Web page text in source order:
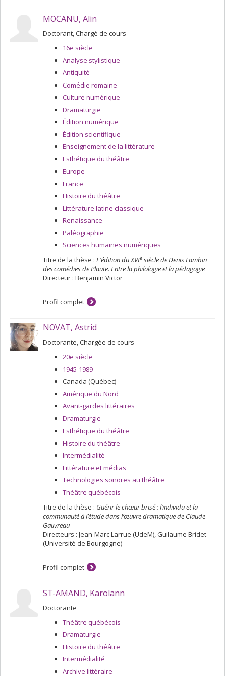
MOCANU, Alin
Doctorant, Chargé de cours
16e siècle
Analyse stylistique
Antiquité
Comédie romaine
Culture numérique
Dramaturgie
Édition numérique
Édition scientifique
Enseignement de la littérature
Esthétique du théâtre
Europe
France
Histoire du théâtre
Littérature latine classique
Renaissance
Paléographie
Sciences humaines numériques
Titre de la thèse : L'édition du XVIe siècle de Denis Lambin
des comédies de Plaute. Entre la philologie et la pédagogie
Directeur : Benjamin Victor
Profil complet
NOVAT, Astrid
Doctorante, Chargée de cours
20e siècle
1945-1989
Canada (Québec)
Amérique du Nord
Avant-gardes littéraires
Dramaturgie
Esthétique du théâtre
Histoire du théâtre
Intermédialité
Littérature et médias
Technologies sonores au théâtre
Théâtre québécois
Titre de la thèse : Guérir le chœur brisé : l’individu et la
communauté à l’étude dans l’œuvre dramatique de Claude
Gauvreau
Directeurs : Jean-Marc Larrue (UdeM), Guilaume Bridet
(Université de Bourgogne)
Profil complet
ST-AMAND, Karolann
Doctorante
Théâtre québécois
Dramaturgie
Histoire du théâtre
Intermédialité
Archive littéraire